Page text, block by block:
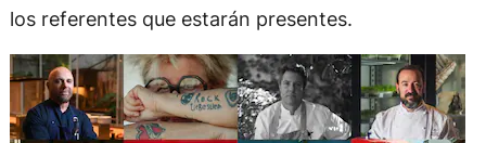
los referentes que estarán presentes.